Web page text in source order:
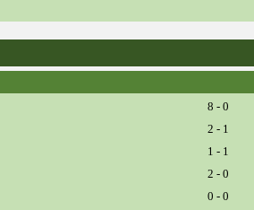
8 - 0
2 - 1
1 - 1
2 - 0
0 - 0